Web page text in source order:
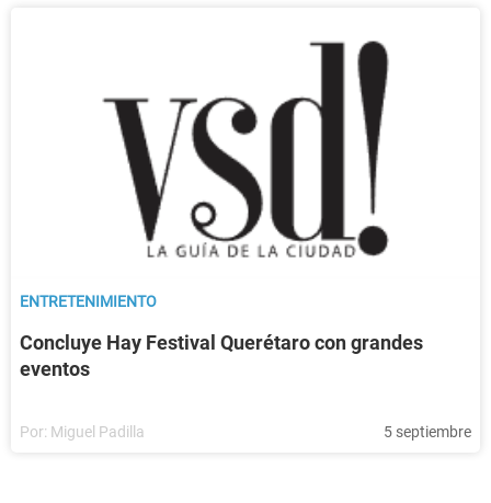
ENTRETENIMIENTO
Concluye Hay Festival Querétaro con grandes
eventos
Por: Miguel Padilla 5 septiembre